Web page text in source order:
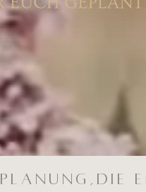
Planung,die